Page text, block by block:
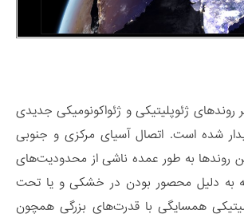
ژئوپلیتیکی و ژئواکونومیکی جدیدی
شده است. اتصال آسیای مرکزی و جنوبی
روندها به طور عمده ناشی از محدودیت‌های
به دلیل محصور بودن در خشکی و یا تحت
همسایگی با قدرت‌های بزرگی همچون